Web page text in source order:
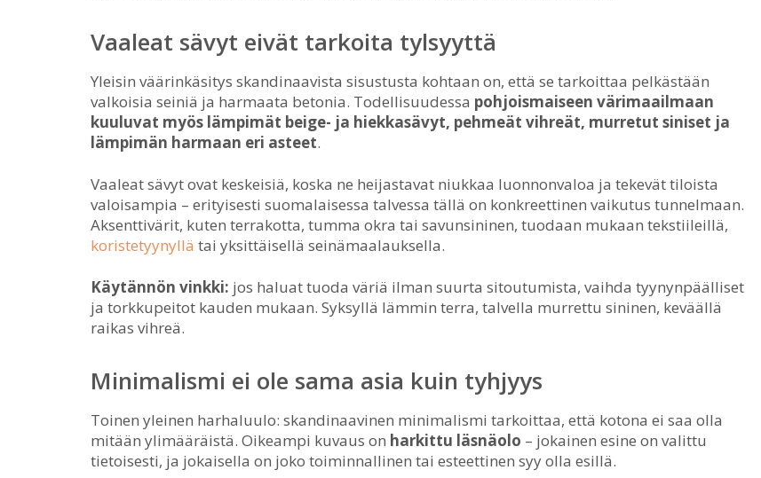
Vaaleat sävyt eivät tarkoita tylsyyttä
Yleisin väärinkäsitys skandinaavista sisustusta kohtaan on, että se tarkoittaa pelkästään
valkoisia seiniä ja harmaata betonia. Todellisuudessa pohjoismaiseen värimaailmaan
kuuluvat myös lämpimät beige- ja hiekkasävyt, pehmeät vihreät, murretut siniset ja
lämpimän harmaan eri asteet.
Vaaleat sävyt ovat keskeisiä, koska ne heijastavat niukkaa luonnonvaloa ja tekevät tiloista
valoisampia – erityisesti suomalaisessa talvessa tällä on konkreettinen vaikutus tunnelmaan.
Aksenttivärit, kuten terrakotta, tumma okra tai savunsininen, tuodaan mukaan tekstiileillä,
koristetyynyllä tai yksittäisellä seinämaalauksella.
Käytännön vinkki: jos haluat tuoda väriä ilman suurta sitoutumista, vaihda tyynynpäälliset
ja torkkupeitot kauden mukaan. Syksyllä lämmin terra, talvella murrettu sininen, keväällä
raikas vihreä.
Minimalismi ei ole sama asia kuin tyhjyys
Toinen yleinen harhaluulo: skandinaavinen minimalismi tarkoittaa, että kotona ei saa olla
mitään ylimääräistä. Oikeampi kuvaus on harkittu läsnäolo – jokainen esine on valittu
tietoisesti, ja jokaisella on joko toiminnallinen tai esteettinen syy olla esillä.